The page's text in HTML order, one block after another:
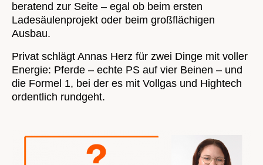
beratend zur Seite – egal ob beim ersten
Ladesäulenprojekt oder beim großflächigen
Ausbau.
Privat schlägt Annas Herz für zwei Dinge mit voller
Energie: Pferde – echte PS auf vier Beinen – und
die Formel 1, bei der es mit Vollgas und Hightech
ordentlich rundgeht.